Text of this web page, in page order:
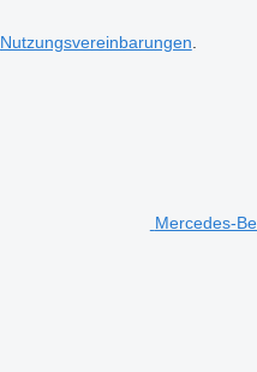
Nutzungsvereinbarungen
Mercedes-